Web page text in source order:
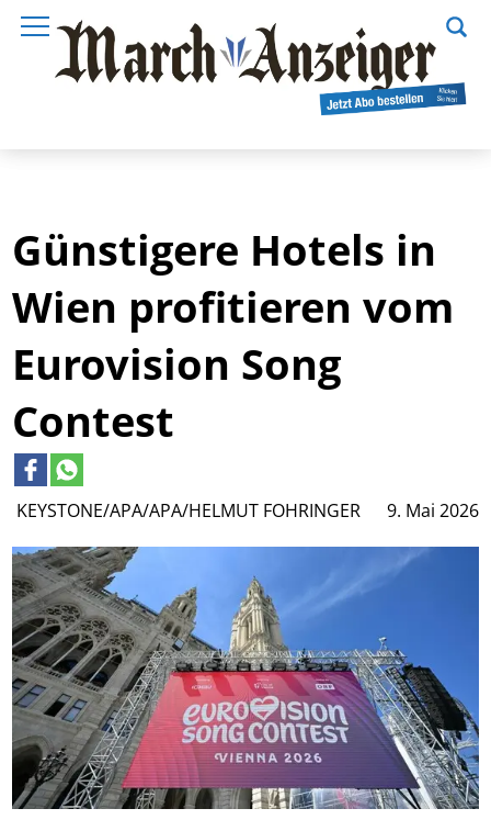
KEYSTONE/APA/APA/HELMUT FOHRINGER 9. Mai 2026
Günstigere Hotels in
Wien profitieren vom
Eurovision Song
Contest